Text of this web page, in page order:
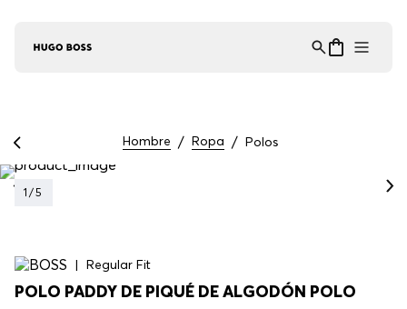
Hombre Ropa Polos
1 /5
Regular Fit
POLO PADDY DE PIQUÉ DE ALGODÓN POLO
Asistente Virtual
en línea ⋮